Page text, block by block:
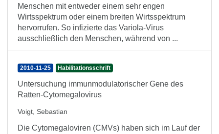
Menschen mit entweder einem sehr engen
Wirtsspektrum oder einem breiten Wirtsspektrum
hervorrufen. So infizierte das Variola-Virus
ausschließlich den Menschen, während von ...
2010-11-25 Habilitationsschrift
Untersuchung immunmodulatorischer Gene des
Ratten-Cytomegalovirus
Voigt, Sebastian
Die Cytomegaloviren (CMVs) haben sich im Lauf der